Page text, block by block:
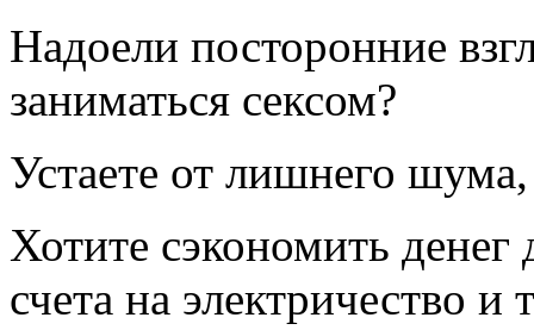
Надоели посторонние
заниматься сексом?
Устаете от лишнего шума,
Хотите сэкономить
счета на электричество и